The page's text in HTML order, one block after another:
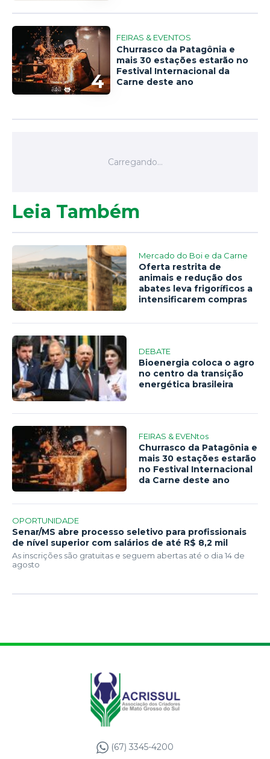
4
FEIRAS & EVENTOS
Churrasco da Patagônia e
mais 30 estações estarão no
Festival Internacional da
Carne deste ano
Leia Também
Mercado do Boi e da Carne
Oferta restrita de
animais e redução dos
abates leva frigoríficos a
intensificarem compras
DEBATE
Bioenergia coloca o agro
no centro da transição
energética brasileira
FEIRAS & EVENtos
Churrasco da Patagônia e
mais 30 estações estarão
no Festival Internacional
da Carne deste ano
OPORTUNIDADE
Senar/MS abre processo seletivo para profissionais
de nível superior com salários de até R$ 8,2 mil
As inscrições são gratuitas e seguem abertas até o dia 14 de
agosto
(67) 3345-4200